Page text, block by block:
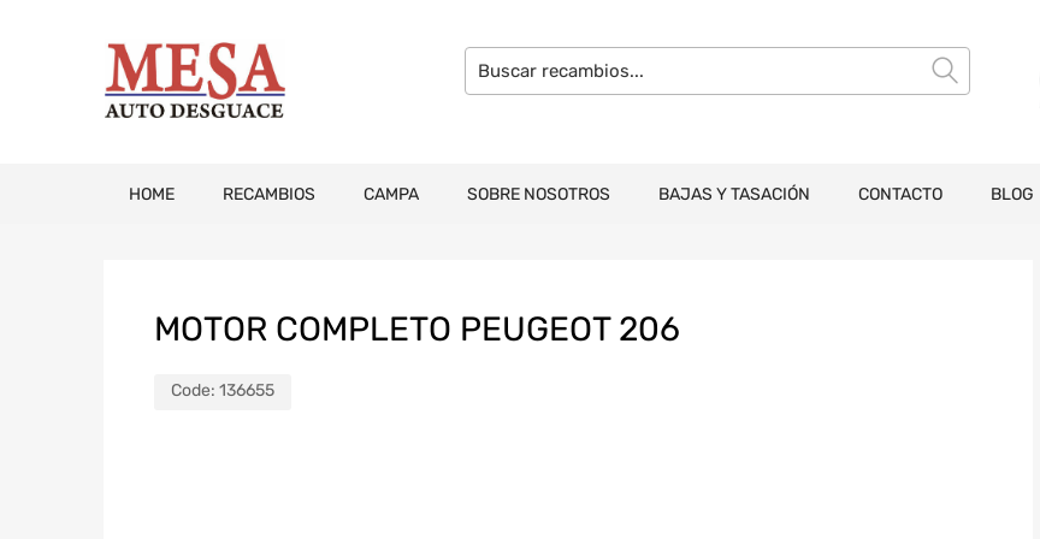
HOME RECAMBIOS CAMPA SOBRE NOSOTROS BAJAS Y TASACIÓN CONTACTO BLOG
MOTOR COMPLETO PEUGEOT 206
Code: 136655